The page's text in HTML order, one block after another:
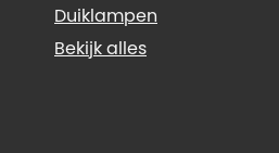
Duiklampen
Bekijk alles